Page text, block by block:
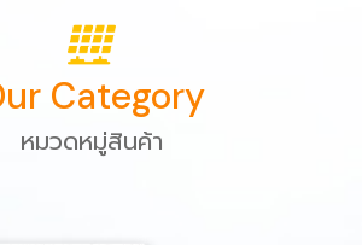
Category
หมวดหมู่สินค้า